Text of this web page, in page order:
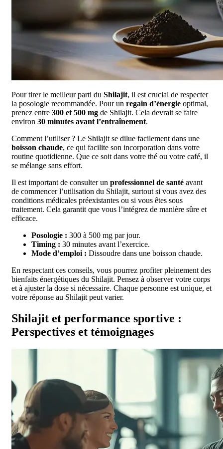
Pour tirer le meilleur parti du Shilajit, il est crucial de respecter
la posologie recommandée. Pour un regain d’énergie optimal,
prenez entre 300 et 500 mg de Shilajit. Cela devrait se faire
environ 30 minutes avant l’entraînement.
Comment l’utiliser ? Le Shilajit se dilue facilement dans une
boisson chaude, ce qui facilite son incorporation dans votre
routine quotidienne. Que ce soit dans votre thé ou votre café, il
se mélange sans effort.
Il est important de consulter un professionnel de santé avant
de commencer l’utilisation du Shilajit, surtout si vous avez des
conditions médicales préexistantes ou si vous êtes sous
traitement. Cela garantit que vous l’intégrez de manière sûre et
efficace.
Posologie : 300 à 500 mg par jour.
Timing : 30 minutes avant l’exercice.
Mode d’emploi : Dissoudre dans une boisson chaude.
En respectant ces conseils, vous pourrez profiter pleinement des
bienfaits énergétiques du Shilajit. Pensez à observer votre corps
et à ajuster la dose si nécessaire. Chaque personne est unique, et
votre réponse au Shilajit peut varier.
Shilajit et performance sportive :
Perspectives et témoignages